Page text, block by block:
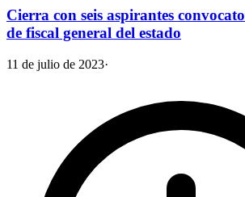
Cierra con seis aspirantes
de fiscal general del estado
11 de julio de 2023·